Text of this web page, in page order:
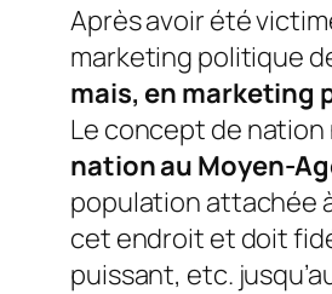
Après avoir été
marketing politique
mais, en marketing
Le concept de nation
nationau Moyen-
population attachée
cet endroit et doit
puissant, etc.